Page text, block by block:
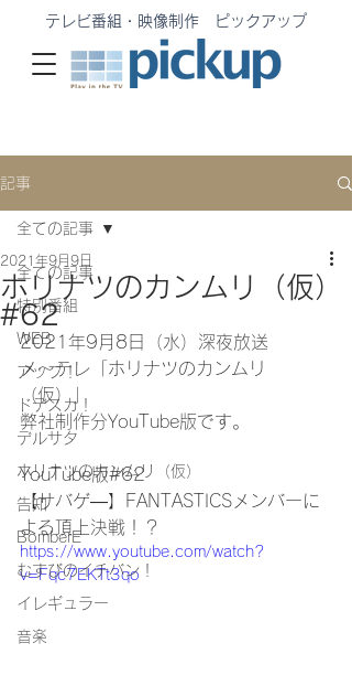
テレビ番組・映像制作 ピックアップ
記事
全ての記事
特別番組
WEB
アップ！
ドデスカ！
デルサタ
ホリナツのカンムリ（仮）
告知
BomberE
むすびのイチバン！
イレギュラー
音楽
全ての記事
ホリナツのカンムリ（仮）
#62
2021年9月9日
2021年9月8日（水）深夜放送
メ〜テレ「ホリナツのカンムリ
（仮）」
弊社制作分YouTube版です。
YouTube版#62
【サバゲ―】FANTASTICSメンバーに
よる頂上決戦！？
https://www.youtube.com/watch?
v=Fqc7EKTt3qo